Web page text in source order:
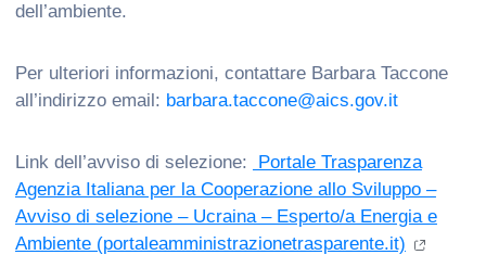
dell’ambiente.
Per ulteriori informazioni, contattare Barbara Taccone
all’indirizzo email: barbara.taccone@aics.gov.it
Link dell’avviso di selezione:
Portale Trasparenza
Agenzia Italiana per la Cooperazione allo Sviluppo –
Avviso di selezione – Ucraina – Esperto/a Energia e
Ambiente (portaleamministrazionetrasparente.it)